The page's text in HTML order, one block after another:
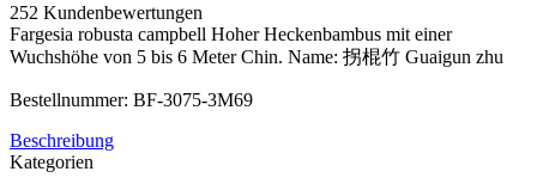
252 Kundenbewertungen
Fargesia robusta campbell Hoher Heckenbambus mit einer
Wuchshöhe von 5 bis 6 Meter Chin. Name: 拐棍竹 Guaigun zhu
Bestellnummer: BF-3075-3M69
Beschreibung
Kategorien